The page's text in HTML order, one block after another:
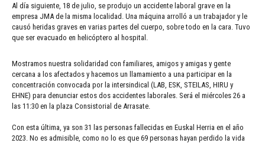
Al día siguiente, 18 de julio, se produjo un accidente laboral grave en la
empresa JMA de la misma localidad. Una máquina arrolló a un trabajador y le
causó heridas graves en varias partes del cuerpo, sobre todo en la cara. Tuvo
que ser evacuado en helicóptero al hospital.
Mostramos nuestra solidaridad con familiares, amigos y amigas y gente
cercana a los afectados y hacemos un llamamiento a una participar en la
concentración convocada por la intersindical (LAB, ESK, STEILAS, HIRU y
EHNE) para denunciar estos dos accidentes laborales. Será el miércoles 26 a
las 11:30 en la plaza Consistorial de Arrasate.
Con esta última, ya son 31 las personas fallecidas en Euskal Herria en el año
2023. No es admisible, como no lo es que 69 personas hayan perdido la vida